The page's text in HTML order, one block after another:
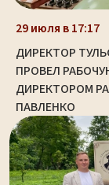
29 июля в 17:17
ДИРЕКТОР
ПРОВЕЛ
ДИРЕКТОРОМ
ПАВЛЕНКО